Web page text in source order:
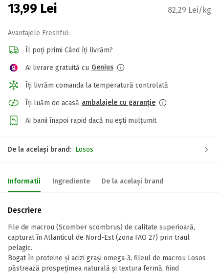
13,99 Lei 82,29 Lei/kg
Avantajele Freshful:
Îl poți primi Când îți livrăm?
Ai livrare gratuită cu Genius
Îți livrăm comanda la temperatură controlată
Îți luăm de acasă ambalajele cu garanție
Ai banii înapoi rapid dacă nu ești mulțumit
De la același brand: Losos
Informatii Ingrediente De la același brand
Descriere
File de macrou (Scomber scombrus) de calitate superioară,
capturat în Atlanticul de Nord-Est (zona FAO 27) prin traul
pelagic.
Bogat în proteine și acizi grași omega-3, fileul de macrou Losos
păstrează prospețimea naturală și textura fermă, fiind